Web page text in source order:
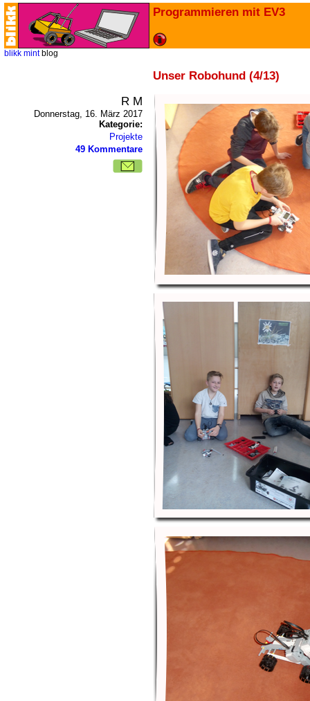
Programmieren mit EV3
blikk mint blog
Unser Robohund (4/13)
R M
Donnerstag, 16. März 2017
Kategorie:
Projekte
49 Kommentare